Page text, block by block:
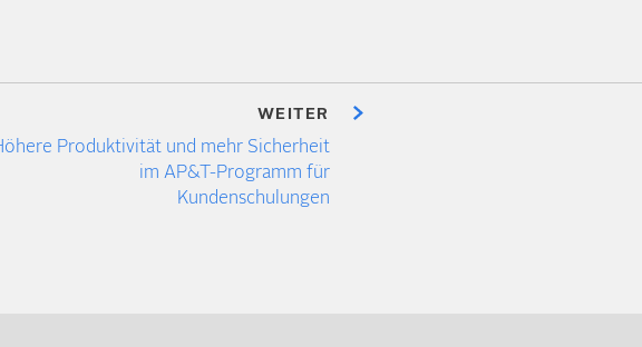
WEITER
Produktivität und mehr Sicherheit
im AP&T-Programm für
Kundenschulungen